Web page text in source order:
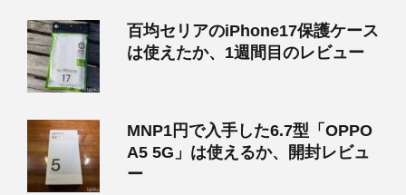
百均セリアのiPhone17保護ケース
は使えたか、1週間目のレビュー
MNP1円で入手した6.7型「OPPO
A5 5G」は使えるか、開封レビュ
ー